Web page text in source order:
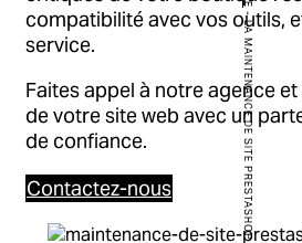
-
LA MAINTENANCE DE SITE PRESTASHOP
compatibilité avec vos outils,
service.
Faites appel à notre agence
de votre site web avec un
de confiance.
Contactez-nous